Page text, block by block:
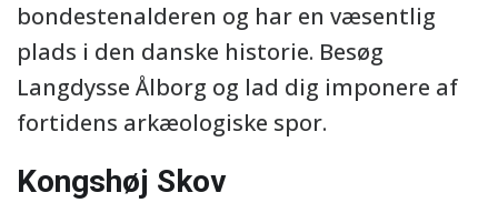
bondestenalderen og har en væsentlig
plads i den danske historie. Besøg
Langdysse Ålborg og lad dig imponere af
fortidens arkæologiske spor.
Kongshøj Skov